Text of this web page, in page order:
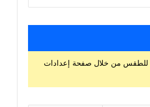
يجب عليك إضافة مفتاح API للطقس من خلال صفحة إعدادات